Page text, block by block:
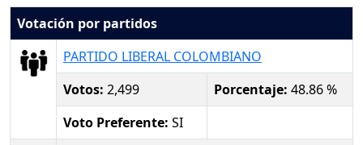
Votación por partidos
PARTIDO LIBERAL COLOMBIANO
Votos: 2,499 Porcentaje: 48.86 %
Voto Preferente: SI